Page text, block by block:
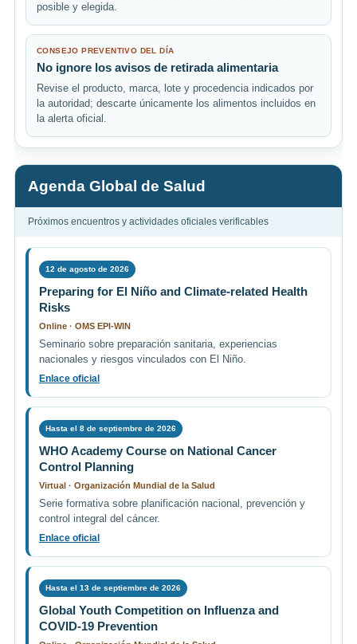
posible y elegida.
CONSEJO PREVENTIVO DEL DÍA
No ignore los avisos de retirada alimentaria
Revise el producto, marca, lote y procedencia indicados por
la autoridad; descarte únicamente los alimentos incluidos en
la alerta oficial.
Agenda Global de Salud
Próximos encuentros y actividades oficiales verificables
12 de agosto de 2026
Preparing for El Niño and Climate-related Health
Risks
Online · OMS EPI-WIN
Seminario sobre preparación sanitaria, experiencias
nacionales y riesgos vinculados con El Niño.
Enlace oficial
Hasta el 8 de septiembre de 2026
WHO Academy Course on National Cancer
Control Planning
Virtual · Organización Mundial de la Salud
Serie formativa sobre planificación nacional, prevención y
control integral del cáncer.
Enlace oficial
Hasta el 13 de septiembre de 2026
Global Youth Competition on Influenza and
COVID-19 Prevention